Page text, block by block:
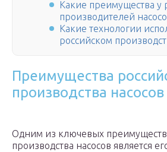
Какие преимущества у
производителей
Какие технологии
российском
Преимущества
производства насосов
Одним из ключевых преимуществ
производства насосов является